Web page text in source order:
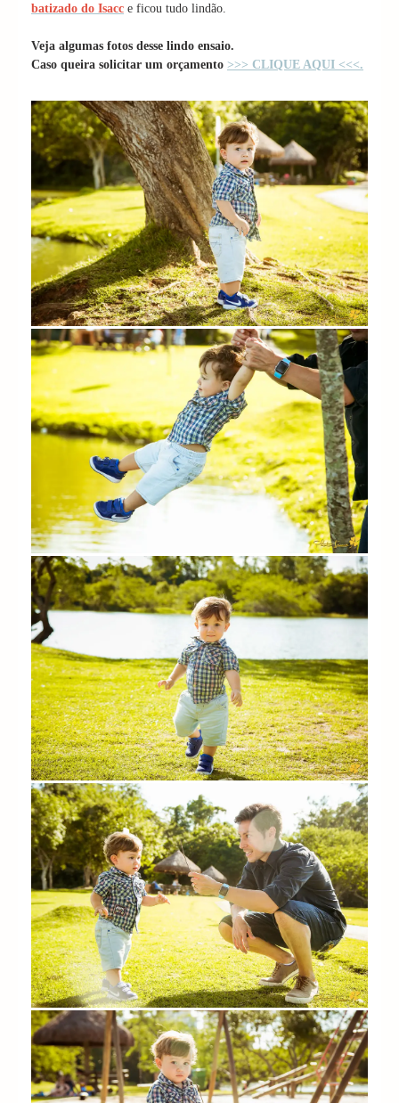
batizado do Isacc e ficou tudo lindão.
Veja algumas fotos desse lindo ensaio.
Caso queira solicitar um orçamento >>> CLIQUE AQUI <<<.